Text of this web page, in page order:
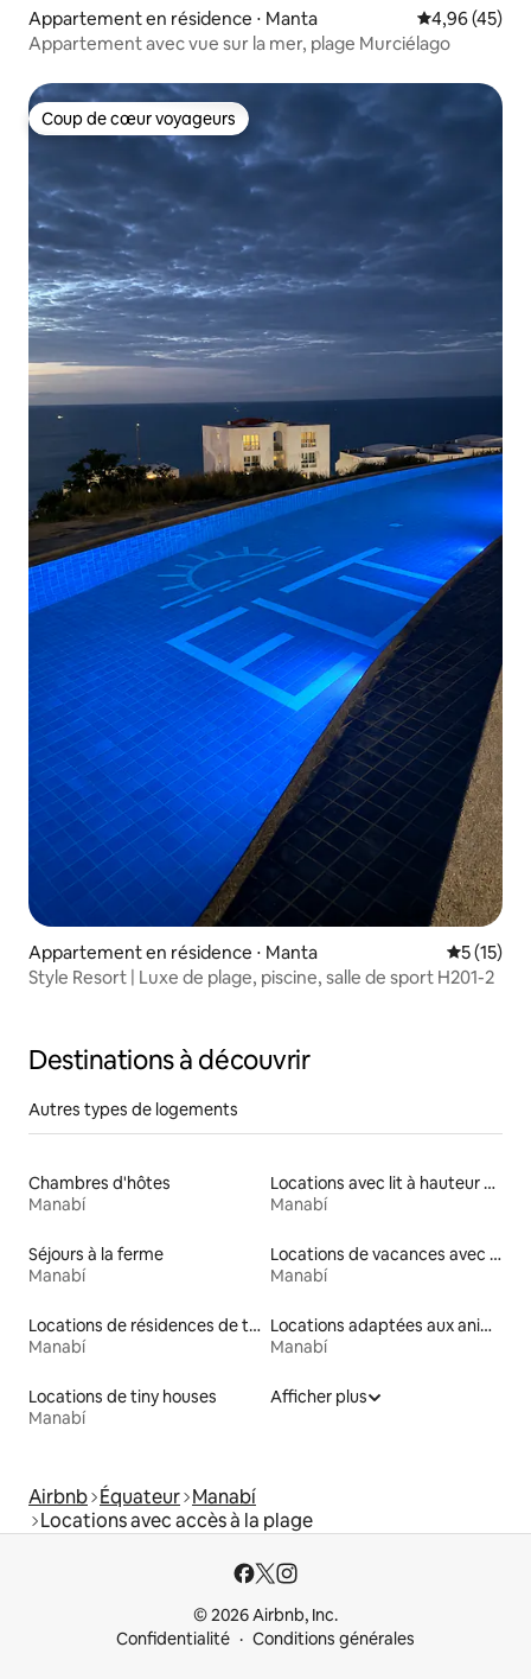
Appartement en résidence ⋅ Manta Évaluation
4,96 (45)
Appartement avec vue sur la mer, plage Murciélago
Coup de cœur voyageurs
Coup de cœur voyageurs
Appartement en résidence ⋅ Manta
5 (15)
Style Resort | Luxe de plage, piscine, salle de sport H201-2
Destinations à découvrir
Autres types de logements
Chambres d'hôtes
Manabí
Locations avec lit à hauteur adaptée
Manabí
Séjours à la ferme
Manabí
Locations de vacances avec piscine
Manabí
Locations de résidences de tourisme
Manabí
Locations adaptées aux animaux
Manabí
Locations de tiny houses
Manabí
Afficher plus
Airbnb Équateur Manabí
Locations avec accès à la plage
© 2026 Airbnb, Inc.
Confidentialité
Conditions générales